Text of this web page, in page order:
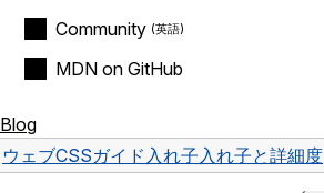
Community
MDN on GitHub
Blog
ウェブCSSガイド 入れ子入れ子と詳細度